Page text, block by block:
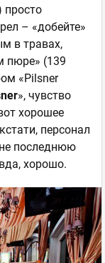
просто
– «добейте»
в травах,
пюре» (139
«Pilsner
», чувство
хорошее
персонал
последнюю
хорошо.